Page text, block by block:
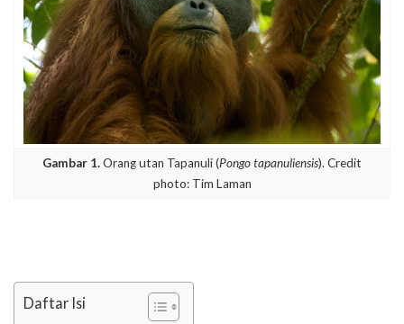
Gambar 1.Orang utan Tapanuli (Pongo tapanuliensis). Credit
photo: Tim Laman
Daftar Isi